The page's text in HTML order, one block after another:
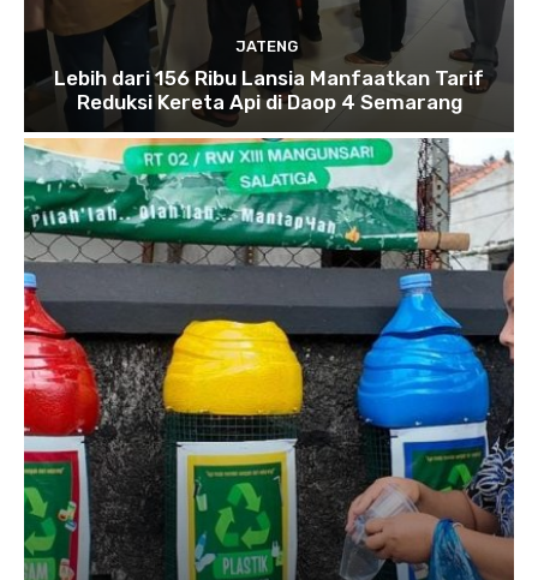
JATENG
Lebih dari 156 Ribu Lansia Manfaatkan Tarif
Reduksi Kereta Api di Daop 4 Semarang